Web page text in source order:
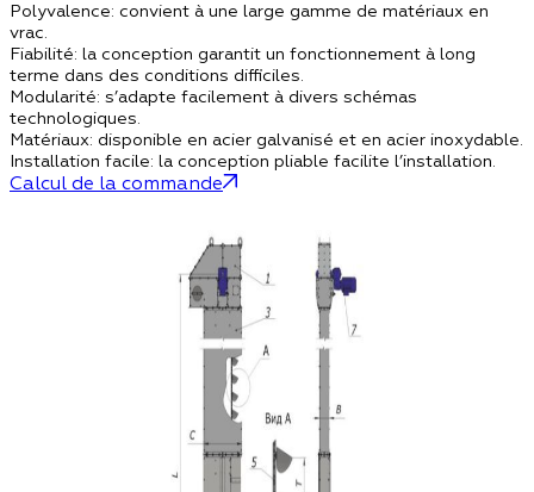
Polyvalence: convient à une large gamme de matériaux en
vrac.
Fiabilité: la conception garantit un fonctionnement à long
terme dans des conditions difficiles.
Modularité: s’adapte facilement à divers schémas
technologiques.
Matériaux: disponible en acier galvanisé et en acier inoxydable.
Installation facile: la conception pliable facilite l’installation.
Calcul de la commande